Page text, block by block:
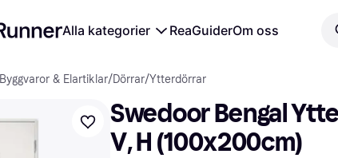
Alla kategorier ReaGuiderOm oss
Byggvaror & Elartiklar/Dörrar/Ytterdörrar
Swedoor Bengal
V, H (100x200cm)